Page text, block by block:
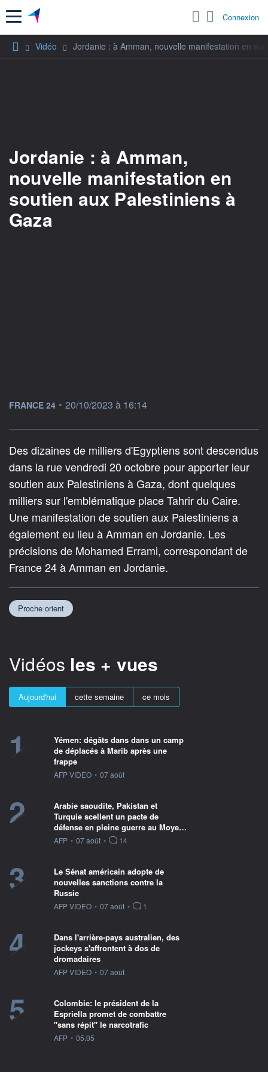
Menu Connexion
Vidéo Jordanie : à Amman, nouvelle manifestation en
Jordanie : à Amman,
nouvelle manifestation en
soutien aux Palestiniens à
Gaza
information fournie par
FRANCE 24 • 20/10/2023 à 16:14
Des dizaines de milliers d'Egyptiens sont descendus
dans la rue vendredi 20 octobre pour apporter leur
soutien aux Palestiniens à Gaza, dont quelques
milliers sur l'emblématique place Tahrir du Caire.
Une manifestation de soutien aux Palestiniens a
également eu lieu à Amman en Jordanie. Les
précisions de Mohamed Errami, correspondant de
France 24 à Amman en Jordanie.
Proche orient
Vidéos les + vues
Aujourd'hui cette semaine ce mois
1
Yémen: dégâts dans dans un camp
de déplacés à Marib après une
frappe
information fournie par
AFP VIDEO • 07 août
2
Arabie saoudite, Pakistan et
Turquie scellent un pacte de
défense en pleine guerre au Moye…
information fournie par
AFP • 07 août • 14
3
Le Sénat américain adopte de
nouvelles sanctions contre la
Russie
information fournie par
AFP VIDEO • 07 août • 1
4
Dans l'arrière-pays australien, des
jockeys s'affrontent à dos de
dromadaires
information fournie par
AFP VIDEO • 07 août
5
Colombie: le président de la
Espriella promet de combattre
"sans répit" le narcotrafic
information fournie par
AFP • 05:05